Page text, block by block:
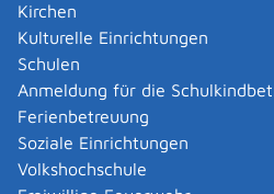
Kirchen
Kulturelle Einrichtungen
Schulen
Anmeldung für die
Ferienbetreuung
Soziale Einrichtungen
Volkshochschule
Wenn Sie in einem
Stadtverwaltung
Wenn Sie in einem
Landratsamt
Hinweis: Wenn Sie keine
Württemberg haben, ist die